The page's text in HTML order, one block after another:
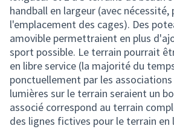
handball en largeur (avec
l'emplacement des cages). Des
amovible permettraient en plus
sport possible. Le terrain pourrait
en libre service (la majorité du
ponctuellement par les
lumières sur le terrain seraient un
associé correspond au terrain
des lignes fictives pour le terrain en